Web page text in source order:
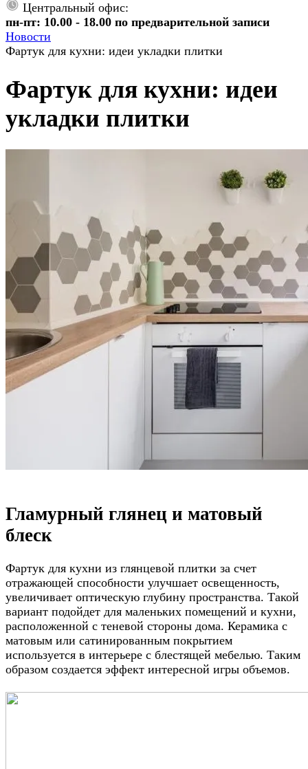
Центральный офис:
пн-пт: 10.00 - 18.00 по предварительной записи
Новости
Фартук для кухни: идеи укладки плитки
Фартук для кухни: идеи
укладки плитки
Гламурный глянец и матовый
блеск
Фартук для кухни из глянцевой плитки за счет
отражающей способности улучшает освещенность,
увеличивает оптическую глубину пространства. Такой
вариант подойдет для маленьких помещений и кухни,
расположенной с теневой стороны дома. Керамика с
матовым или сатинированным покрытием
используется в интерьере с блестящей мебелью. Таким
образом создается эффект интересной игры объемов.